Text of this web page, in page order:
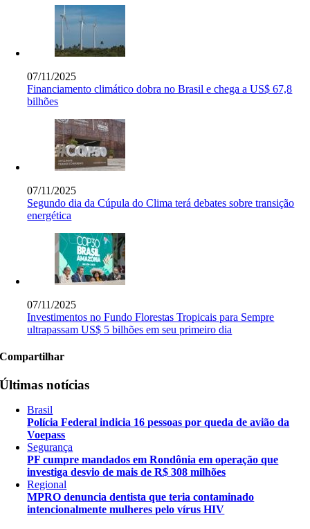
07/11/2025
Financiamento climático dobra no Brasil e chega a US$ 67,8
bilhões
07/11/2025
Segundo dia da Cúpula do Clima terá debates sobre transição
energética
07/11/2025
Investimentos no Fundo Florestas Tropicais para Sempre
ultrapassam US$ 5 bilhões em seu primeiro dia
Compartilhar
Últimas notícias
Brasil
Polícia Federal indicia 16 pessoas por queda de avião da
Voepass
Segurança
PF cumpre mandados em Rondônia em operação que
investiga desvio de mais de R$ 308 milhões
Regional
MPRO denuncia dentista que teria contaminado
intencionalmente mulheres pelo vírus HIV